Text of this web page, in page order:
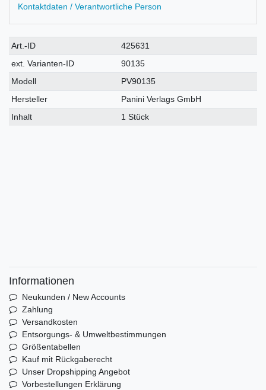
Kontaktdaten / Verantwortliche Person
Technisches
Merkmal
Wert
Art.-ID
425631
ext. Varianten-ID
90135
Modell
PV90135
Hersteller
Panini Verlags GmbH
Inhalt
1 Stück
Informationen
Neukunden / New Accounts
Zahlung
Versandkosten
Entsorgungs- & Umweltbestimmungen
Größentabellen
Kauf mit Rückgaberecht
Unser Dropshipping Angebot
Vorbestellungen Erklärung